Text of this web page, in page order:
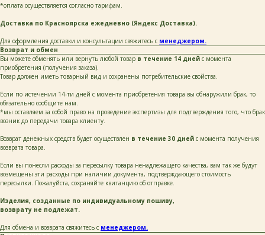
*оплата осуществляется согласно тарифам.
Доставка по Красноярска ежедневно (Яндекс Доставка).
Для оформления доставки и консультации свяжитесь с менеджером.
Возврат и обмен
Вы можете обменять или вернуть любой товар в течение 14 дней с момента
приобретения (получения заказа).
Товар должен иметь товарный вид и сохранены потребительские свойства.
Если по истечении 14-ти дней с момента приобретения товара вы обнаружили брак, то
обязательно сообщите нам.
*мы оставляем за собой право на проведение экспертизы для подтверждения того, что брак
возник до передачи товара клиенту.
Возврат денежных средств будет осуществлен в течение 30 дней с момента получения
возврата товара.
Если вы понесли расходы за пересылку товара ненадлежащего качества, вам так же будут
возмещены эти расходы при наличии документа, подтверждающего стоимость
пересылки. Пожалуйста, сохраняйте квитанцию об отправке.
Изделия, созданные по индивидуальному пошиву,
возврату не подлежат.
Для обмена и возврата свяжитесь с менеджером.
ДАННЫЕ И МЫ СВЯЖЕМСЯ
С ВАМИ ДЛЯ КОНСУЛЬТАЦИИ:
написать
на обработку персональных данных и соглашаюсь
с политикой конфиденциальности и согласен
с её положением